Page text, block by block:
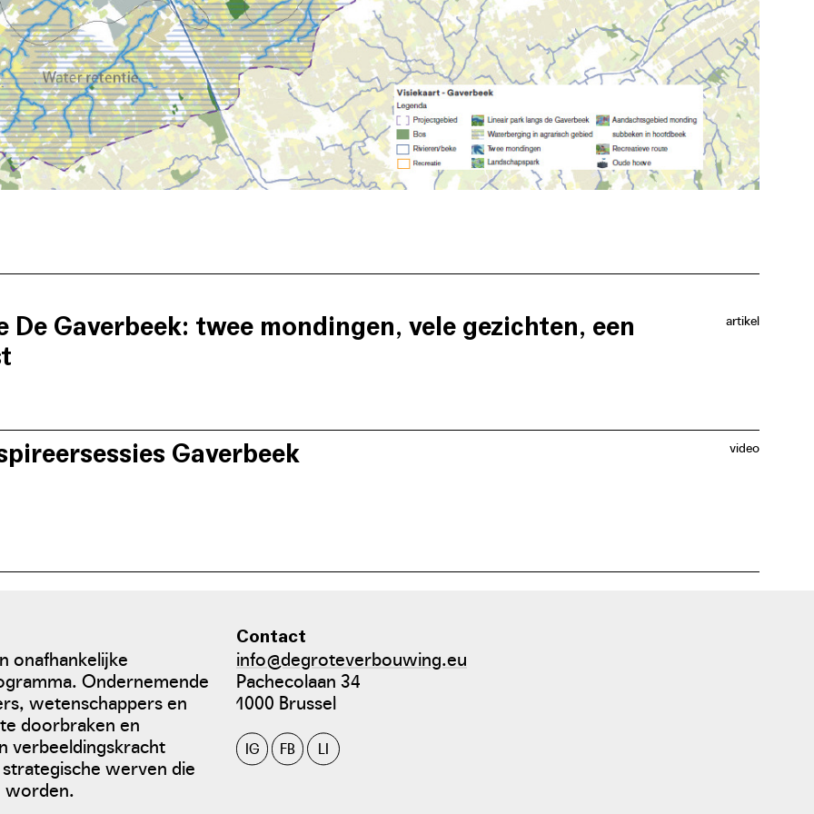
artikel
De Gaverbeek: twee mondingen, vele gezichten, een
video
Gaverbeek
onafhankelijke
Ondernemende
wetenschappers en
doorbraken en
verbeeldingskracht
werven die
worden.
Contact
info@degroteverbouwing.eu
Pachecolaan 34
1000 Brussel
IG FB LI